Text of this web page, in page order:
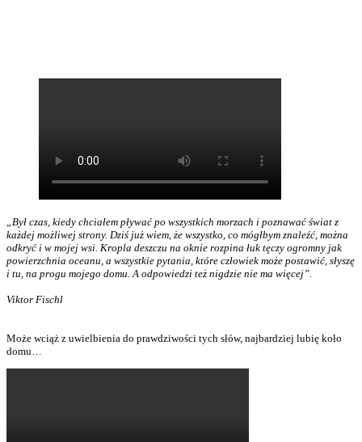
„Był czas, kiedy chciałem pływać po wszystkich morzach i poznawać świat z
każdej możliwej strony. Dziś już wiem, że wszystko, co mógłbym znaleźć, można
odkryć i w mojej wsi. Kropla deszczu na oknie rozpina łuk tęczy ogromny jak
powierzchnia oceanu, a wszystkie pytania, które człowiek może postawić, słyszę
i tu, na progu mojego domu. A odpowiedzi też nigdzie nie ma więcej”.
Viktor Fischl
Może wciąż z uwielbienia do prawdziwości tych słów, najbardziej lubię koło
domu…